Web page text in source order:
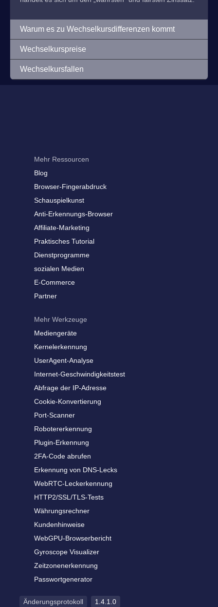
Warum es zu Wechselkursdifferenzen kommt
Wechselkurspreise
Wechselkursfallen
Mehr Ressourcen
Blog
Browser-Fingerabdruck
Schauspielkunst
Anti-Erkennungs-Browser
Affiliate-Marketing
Praktisches Tutorial
Dienstprogramme
sozialen Medien
E-Commerce
Partner
Mehr Werkzeuge
Mediengeräte
Kernelerkennung
UserAgent-Analyse
Internet-Geschwindigkeitstest
Abfrage der IP-Adresse
Cookie-Konvertierung
Port-Scanner
Robotererkennung
Plugin-Erkennung
2FA-Code abrufen
Erkennung von DNS-Lecks
WebRTC-Leckerkennung
HTTP2/SSL/TLS-Tests
Währungsrechner
Kundenhinweise
WebGPU-Browserbericht
Gyroscope Visualizer
Zeitzonenerkennung
Passwortgenerator
Änderungsprotokoll 1.4.1.0